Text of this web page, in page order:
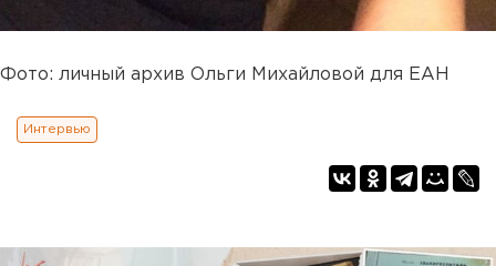
Фото: личный архив Ольги Михайловой для ЕАН
Интервью